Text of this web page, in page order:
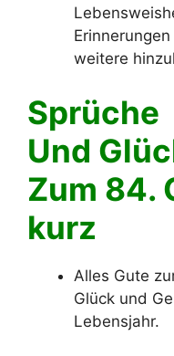
weitere
Sprüche
Und
Zum 84.
kurz
Alles Gute
Glück und
Lebensjahr.